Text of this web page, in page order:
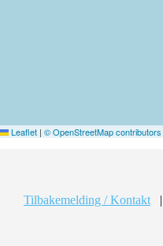
Leaflet | © OpenStreetMap contributors
Tilbakemelding / Kontakt |